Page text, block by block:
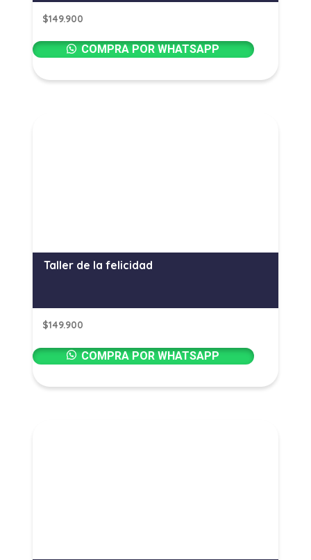
$149.900
COMPRA POR WHATSAPP
Taller de la felicidad
$149.900
COMPRA POR WHATSAPP